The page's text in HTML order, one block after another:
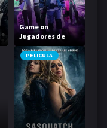
Game on
Jugadores de
élite
PELICULA